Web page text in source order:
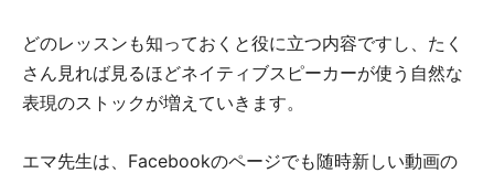
どのレッスンも知っておくと役に立つ内容ですし、たく
さん見れば見るほどネイティブスピーカーが使う自然な
表現のストックが増えていきます。
エマ先生は、Facebookのページでも随時新しい動画の